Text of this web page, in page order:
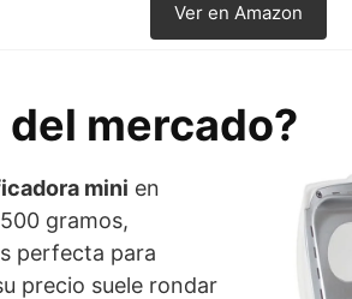
Ver en Amazon
mercado?
mini en
gramos,
perfecta para
precio suele rondar